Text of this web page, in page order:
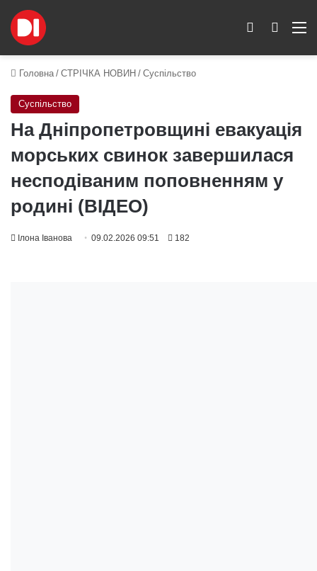
Пошук
Switch skin
Головна / СТРІЧКА НОВИН / Суспільство
Суспільство
На Дніпропетровщині евакуація
морських свинок завершилася
несподіваним поповненням у
родині (ВІДЕО)
Ілона Іванова 09.02.2026 09:51 182